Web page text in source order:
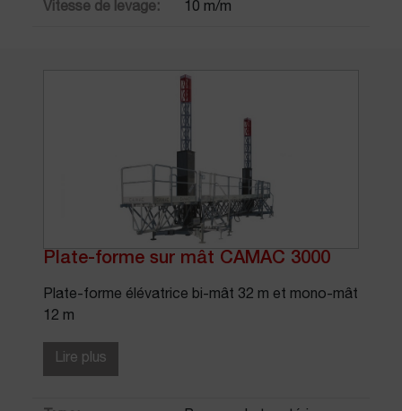
Vitesse de levage: 10 m/m
Plate-forme sur mât CAMAC 3000
Plate-forme élévatrice bi-mât 32 m et mono-mât
12 m
Lire plus